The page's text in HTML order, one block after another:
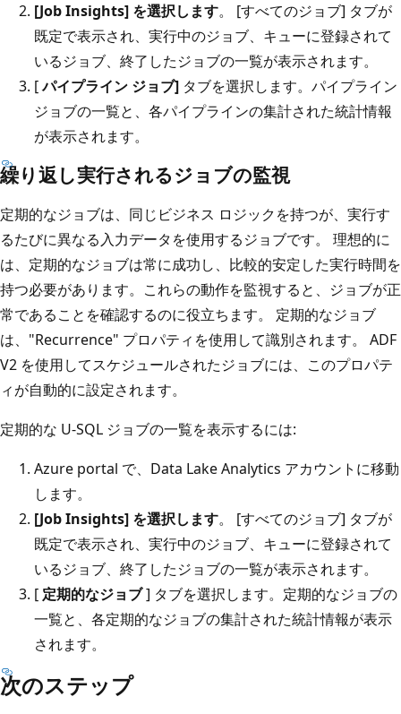
[Job Insights] を選択します。 [すべてのジョブ] タブが
既定で表示され、実行中のジョブ、キューに登録されて
いるジョブ、終了したジョブの一覧が表示されます。
[パイプライン ジョブ] タブを選択します。パイプライン
ジョブの一覧と、各パイプラインの集計された統計情報
が表示されます。
繰り返し実行されるジョブの監視
定期的なジョブは、同じビジネス ロジックを持つが、実行す
るたびに異なる入力データを使用するジョブです。 理想的に
は、定期的なジョブは常に成功し、比較的安定した実行時間を
持つ必要があります。これらの動作を監視すると、ジョブが正
常であることを確認するのに役立ちます。 定期的なジョブ
は、"Recurrence" プロパティを使用して識別されます。 ADF
V2 を使用してスケジュールされたジョブには、このプロパテ
ィが自動的に設定されます。
定期的な U-SQL ジョブの一覧を表示するには:
Azure portal で、Data Lake Analytics アカウントに移動
します。
[Job Insights] を選択します。 [すべてのジョブ] タブが
既定で表示され、実行中のジョブ、キューに登録されて
いるジョブ、終了したジョブの一覧が表示されます。
[ 定期的なジョブ] タブを選択します。定期的なジョブの
一覧と、各定期的なジョブの集計された統計情報が表示
されます。
次のステップ